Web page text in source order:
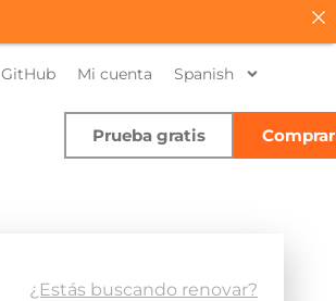
GitHub Mi cuenta Spanish
Prueba gratis Comprar
¿Estás buscando renovar?